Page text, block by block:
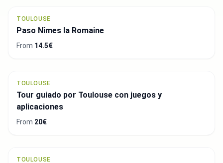
TOULOUSE
Paso Nîmes la Romaine
From 14.5€
TOULOUSE
Tour guiado por Toulouse con juegos y
aplicaciones
From 20€
TOULOUSE